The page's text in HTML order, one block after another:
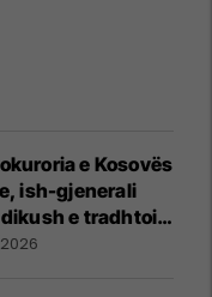
e Kosovës
ish-gjenerali
e tradhtoi